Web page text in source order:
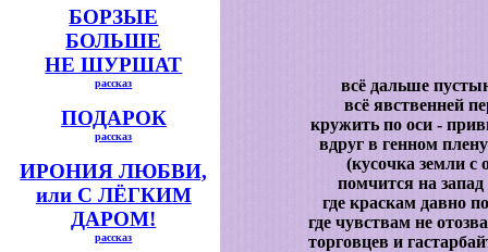
БОРЗЫЕ
БОЛЬШЕ
НЕ ШУРШАТ
рассказ
ПОДАРОК
рассказ
ИРОНИЯ ЛЮБВИ,
или С ЛЁГКИМ
ДАРОМ!
рассказ
всё дальше
всё явственней
кружить по оси -
вдруг в генном
(кусочка земли с
помчится на
где краскам давно
где чувствам не
торговцев и